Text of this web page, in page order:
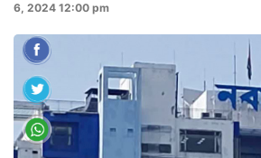
6, 2024 12:00 pm